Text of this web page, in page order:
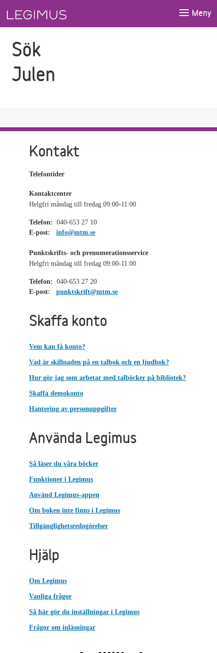
Meny
Sök
Julen
Kontakt
Telefontider
Kontaktcenter
Helgfri måndag till fredag 09:00-11:00
Telefon: 040-653 27 10
E-post:
info@mtm.se
Punktskrifts- och prenumerationsservice
Helgfri måndag till fredag 09:00-11:00
Telefon: 040-653 27 20
E-post:
punktskrift@mtm.se
Skaffa konto
Vem kan få konto?
Vad är skillnaden på en talbok och en ljudbok?
Hur gör jag som arbetar med talböcker på bibliotek?
Skaffa demokonto
Hantering av personuppgifter
Använda Legimus
Så läser du våra böcker
Funktioner i Legimus
Använd Legimus-appen
Om boken inte finns i Legimus
Tillgänglighetsredogörelser
Hjälp
Om Legimus
Vanliga frågor
Så här gör du inställningar i Legimus
Frågor om inläsningar